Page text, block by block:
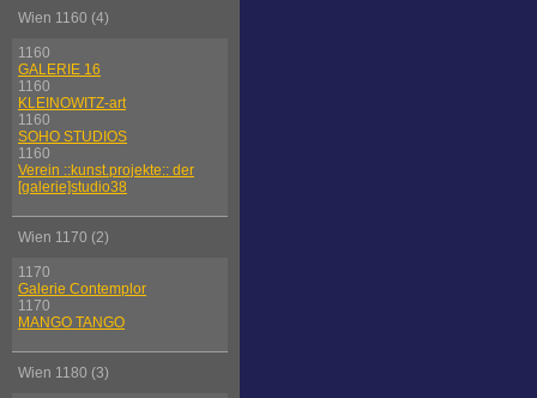
Wien 1160 (4)
1160
GALERIE 16
1160
KLEINOWITZ-art
1160
SOHO STUDIOS
1160
Verein ::kunst.projekte:: der
[galerie]studio38
Wien 1170 (2)
1170
Galerie Contemplor
1170
MANGO TANGO
Wien 1180 (3)